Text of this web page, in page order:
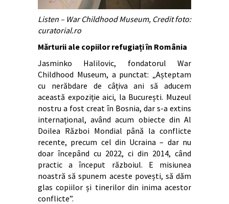
Listen – War Childhood Museum, Credit foto:
curatorial.ro
Mărturii ale copiilor refugiați în România
Jasminko Halilovic, fondatorul War
Childhood Museum, a punctat: „Așteptam
cu nerăbdare de câțiva ani să aducem
această expoziție aici, la București. Muzeul
nostru a fost creat în Bosnia, dar s-a extins
internațional, având acum obiecte din Al
Doilea Război Mondial până la conflicte
recente, precum cel din Ucraina – dar nu
doar începând cu 2022, ci din 2014, când
practic a început războiul. E misiunea
noastră să spunem aceste povești, să dăm
glas copiilor și tinerilor din inima acestor
conflicte”.